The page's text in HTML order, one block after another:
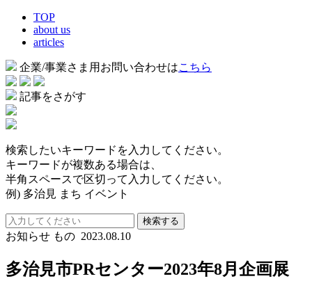
TOP
about us
articles
企業/事業さま用お問い合わせはこちら
記事をさがす
検索したいキーワードを入力してください。
キーワードが複数ある場合は、
半角スペースで区切って入力してください。
例) 多治見 まち イベント
検索する
お知らせ もの 2023.08.10
多治見市PRセンター2023年8月企画展